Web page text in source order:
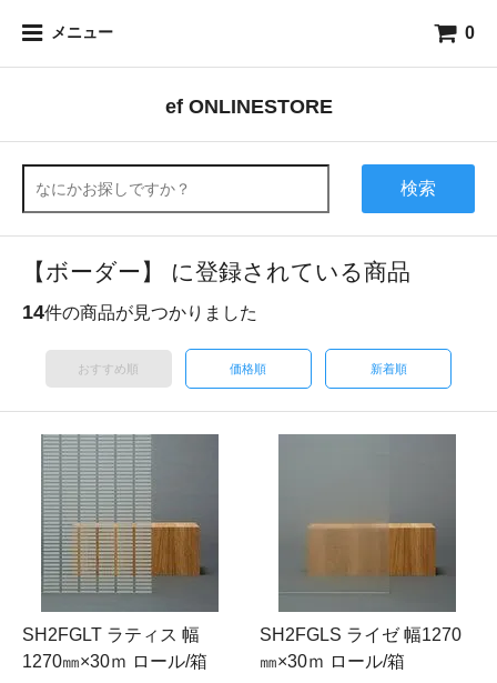
メニュー 0
ef ONLINESTORE
検索
【ボーダー】 に登録されている商品
14件の商品が見つかりました
おすすめ順 価格順 新着順
SH2FGLT ラティス 幅
1270㎜×30ｍ ロール/箱
SH2FGLS ライゼ 幅1270
㎜×30ｍ ロール/箱